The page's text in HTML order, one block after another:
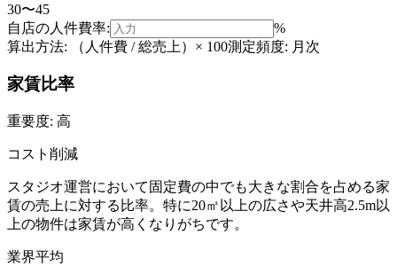
30〜45
自店の人件費率:
%
算出方法:
（人件費 / 総売上）× 100測定頻度: 月次
家賃比率
重要度: 高
コスト削減
スタジオ運営において固定費の中でも大きな割合を占める家
賃の売上に対する比率。特に20㎡以上の広さや天井高2.5m以
上の物件は家賃が高くなりがちです。
業界平均